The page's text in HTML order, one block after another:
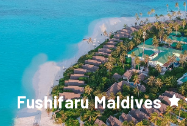
Fushifaru Maldives